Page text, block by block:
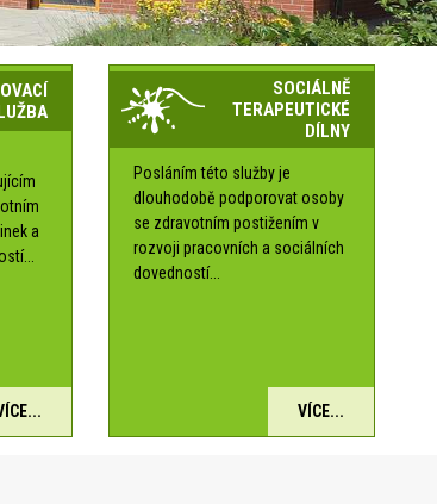
a
SOCIÁLNĚ
TERAPEUTICKÉ
DÍLNY
Posláním této služby je
dlouhodobě podporovat osoby
se zdravotním postižením v
rozvoji pracovních a sociálních
dovedností...
VÍCE...